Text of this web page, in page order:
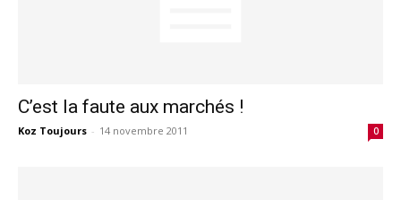
C’est la faute aux marchés !
Koz Toujours - 14 novembre 2011 0